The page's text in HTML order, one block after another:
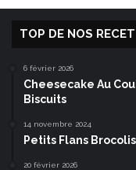
TOP DE NOS
6 février 2026
Cheesecake Au
Biscuits
14 novembre 2024
Petits Flans
20 février 2026